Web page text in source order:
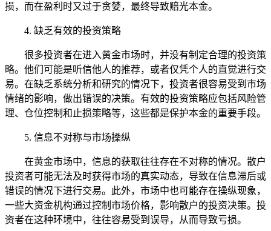
损，而在盈利时又过于贪婪，最终导致赔光本金。
4. 缺乏有效的投资策略
很多投资者在进入黄金市场时，并没有制定合理的投资策
略。他们可能是听信他人的推荐，或者仅凭个人的直觉进行交
易。在缺乏系统分析和研究的情况下，投资者很容易受到市场
情绪的影响，做出错误的决策。有效的投资策略应包括风险管
理、仓位控制和止损策略等，这些都是保护本金的重要手段。
5. 信息不对称与市场操纵
在黄金市场中，信息的获取往往存在不对称的情况。散户
投资者可能无法及时获得市场的真实动态，导致在信息滞后或
错误的情况下进行交易。此外，市场中也可能存在操纵现象，
一些大资金机构通过控制市场价格，影响散户的投资决策。投
资者在这种环境中，往往容易受到误导，从而导致亏损。